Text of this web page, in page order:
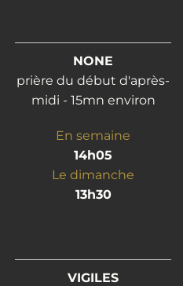
NONE
prière du début d'après-
midi - 15mn environ
En semaine
14h05
Le dimanche
13h30
VIGILES